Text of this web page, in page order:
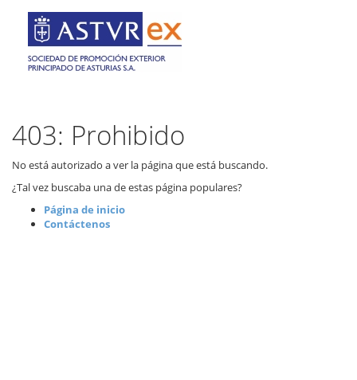
403: Prohibido
No está autorizado a ver la página que está buscando.
¿Tal vez buscaba una de estas página populares?
Página de inicio
Contáctenos